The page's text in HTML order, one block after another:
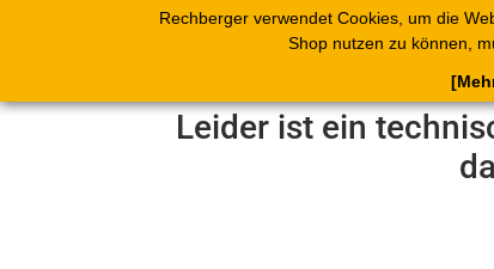
Rechberger verwendet Cookies, um die
Shop nutzen zu können,
Shop
Leider ist ein